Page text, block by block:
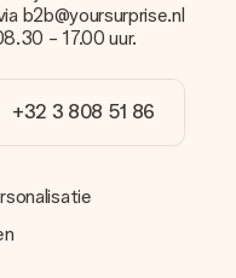
extra levertijd van je
naar mijn zin is?
vinden van een
meegestuurd?
b2b@yoursurprise.nl
- 17.00 uur.
+32 3 808 51 86